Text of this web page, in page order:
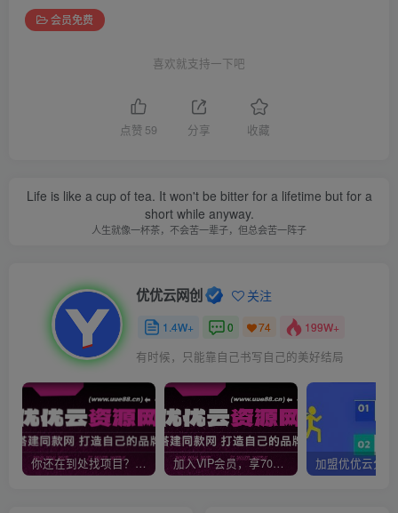
会员免费
喜欢就支持一下吧
点赞 59 分享 收藏
Life is like a cup of tea. It won't be bitter for a lifetime but for a
short while anyway.
人生就像一杯茶，不会苦一辈子，但总会苦一阵子
优优云网创 关注
1.4W+ 0 74 199W+
有时候，只能靠自己书写自己的美好结局
你还在到处找项目？还在当韭菜？我靠网创资源站一个月收入5万+，曾经我也是个失败者。 加入VIP会员，享70%的推广提成，免费学习多种网上创业课程，菜鸟秒变大神！